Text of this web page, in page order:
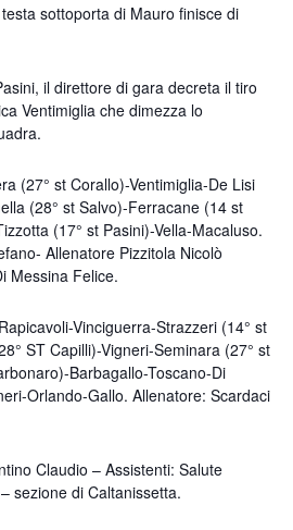
sottoporta di Mauro finisce di
il direttore di gara decreta il tiro
Ventimiglia che dimezza lo
(27° st Corallo)-Ventimiglia-De Lisi
(28° st Salvo)-Ferracane (14 st
(17° st Pasini)-Vella-Macaluso.
Allenatore Pizzitola Nicolò
Messina Felice.
Vinciguerra-Strazzeri (14° st
ST Capilli)-Vigneri-Seminara (27° st
Barbagallo-Toscano-Di
Orlando-Gallo. Allenatore: Scardaci
Claudio – Assistenti: Salute
sezione di Caltanissetta.